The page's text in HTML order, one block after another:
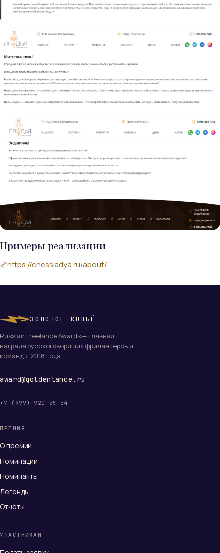
Примеры реализации
https://chessladya.ru/about/
ЗОЛОТОЕ КОПЬЁ
Russian Freelance Awards — главная
награда русскоговорящих фрилансеров и
команд с 2018 года.
award@goldenlance.ru
+7 (999) 920 55 54
ПРЕМИЯ
О премии
Номинации
Номинанты
Легенды
Отчёты
УЧАСТНИКАМ